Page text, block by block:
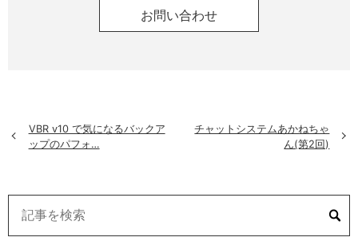
お問い合わせ
«
VBR v10 で気になるバックア
ップのパフォ…
チャットシステムあかねちゃ
ん(第2回)
»